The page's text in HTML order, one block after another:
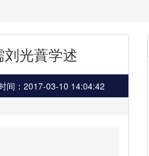
光蕡学述
间：2017-03-10 14:04:42